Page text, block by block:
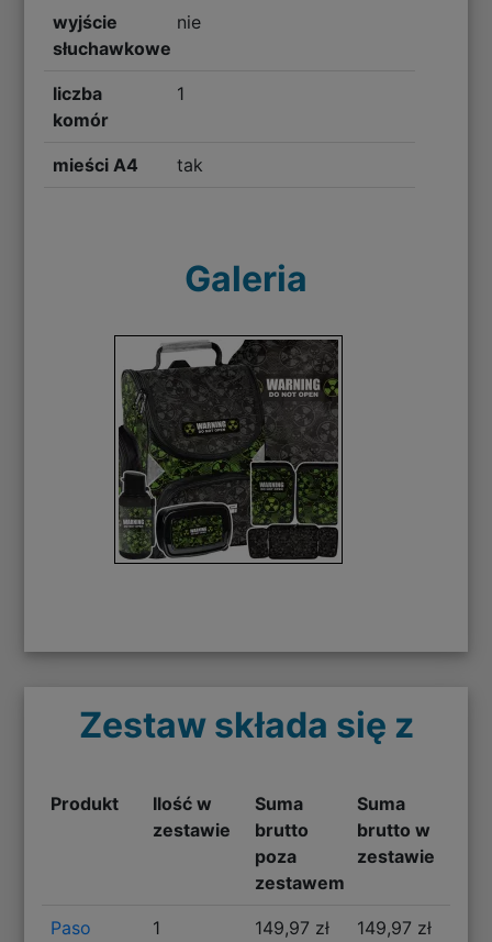
wyjście
słuchawkowe
nie
liczba
komór
1
mieści A4 tak
Galeria
Zestaw składa się z
Produkt
Ilość w
zestawie
Suma
brutto
poza
zestawem
Suma
brutto w
zestawie
Paso 1 149,97 zł 149,97 zł